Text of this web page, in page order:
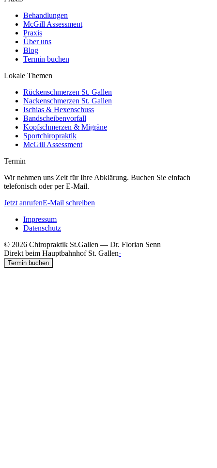
Behandlungen
McGill Assessment
Praxis
Über uns
Blog
Termin buchen
Lokale Themen
Rückenschmerzen St. Gallen
Nackenschmerzen St. Gallen
Ischias & Hexenschuss
Bandscheibenvorfall
Kopfschmerzen & Migräne
Sportchiropraktik
McGill Assessment
Termin
Wir nehmen uns Zeit für Ihre Abklärung. Buchen Sie einfach
telefonisch oder per E-Mail.
Jetzt anrufenE-Mail schreiben
Impressum
Datenschutz
© 2026 Chiropraktik St.Gallen — Dr. Florian Senn
Direkt beim Hauptbahnhof St. Gallen·
Termin buchen